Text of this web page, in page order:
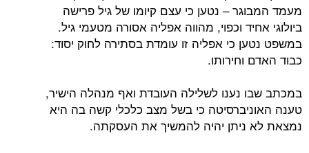
– נטען כי עצם קיומו של גיל פרישה
וכפוי, מהווה אפליה אסורה מטעמי גיל.
כי אפליה זו עומדת בסתירה לחוק יסוד:
נענו לשלילה העובדת ואף מנהלה הישיר,
כי בשל מצב כלכלי קשה בה היא
יהיה להמשיך את העסקתה.